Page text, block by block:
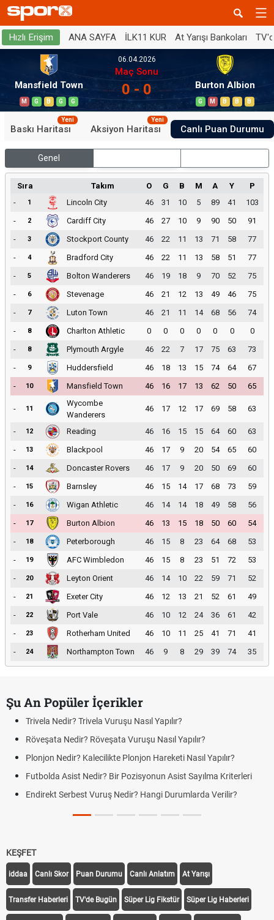
Hızlı Erişim ANA SAYFA İLK11 KUR At Yarışı Bankoları
Mansfield Town
M G B G G
06.04.2026
Maç Sonu
0 - 0 Burton Albion
G M B B B
Baskı Haritası
Yeni
Aksiyon Haritası
Yeni
Canlı Puan Durumu
Genel
Sıra Takım O G B M A Y
P
-
1 Lincoln City 46 31 10 5 89 41
103
-
2 Cardiff City 46 27 10 9 90 50
91
-
3 Stockport County 46 22 11 13 71 58
77
-
4 Bradford City 46 22 11 13 58 51
77
-
5 Bolton Wanderers 46 19 18 9 70 52
75
-
6 Stevenage 46 21 12 13 49 46
75
-
7 Luton Town 46 21 11 14 68 56
74
-
8 Charlton Athletic 0 0 0 0 0 0
0
-
8 Plymouth Argyle 46 22 7 17 75 63
73
-
9 Huddersfield 46 18 13 15 74 64
67
-
10 Mansfield Town 46 16 17 13 62 50 65
- 11
Wycombe
Wanderers
46 17 12 17 69 58 63
- 12 Reading 46 16 15 15 64 60
63
-
13 Blackpool 46 17 9 20 54 65
60
-
14 Doncaster Rovers 46 17 9 20 50 69
60
-
15 Barnsley 46 15 14 17 68 73
59
-
16 Wigan Athletic 46 14 14 18 49 58
56
-
17 Burton Albion 46 13 15 18 50 60
54
-
18 Peterborough 46 15 8 23 64 68
53
-
19 AFC Wimbledon 46 15 8 23 51 72
53
-
20 Leyton Orient 46 14 10 22 59 71
52
-
21 Exeter City 46 12 13 21 52 61
49
-
22 Port Vale 46 10 12 24 36 61
42
-
23 Rotherham United 46 10 11 25 41 71
41
-
24 Northampton Town 46 9 8 29 39 74 35
Şu An Popüler İçerikler
Trivela Nedir? Trivela Vuruşu Nasıl Yapılır?
Röveşata Nedir? Röveşata Vuruşu Nasıl Yapılır?
Plonjon Nedir? Kalecilikte Plonjon Hareketi Nasıl Yapılır?
Futbolda Asist Nedir? Bir Pozisyonun Asist Sayılma Kriterleri
Endirekt Serbest Vuruş Nedir? Hangi Durumlarda Verilir?
KEŞFET
iddaa Canlı Skor Puan Durumu Canlı Anlatım At Yarışı
Transfer Haberleri TV'de Bugün Süper Lig Fikstür Süper Lig Haberleri